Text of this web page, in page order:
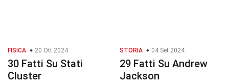
FISICA 20 Ott 2024
30 Fatti Su Stati
Cluster
STORIA 04 Set 2024
29 Fatti Su Andrew
Jackson